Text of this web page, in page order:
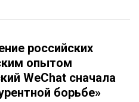
российских
опытом
WeChat сначала
борьбе»